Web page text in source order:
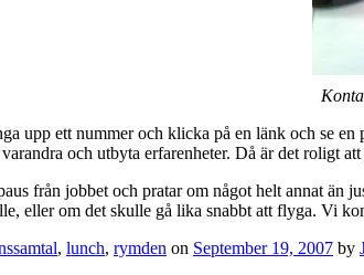
upp ett nummer och klicka på en länk och se
och utbyta erfarenheter. Då är det roligt
från jobbet och pratar om något helt annat än
eller om det skulle gå lika snabbt att flyga. Vi
, lunch, rymden on September 19, 2007 by